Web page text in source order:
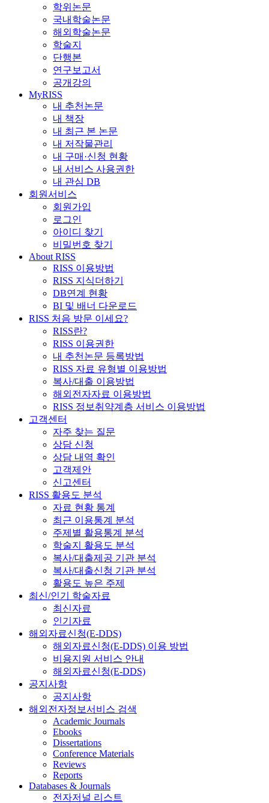
학위논문
국내학술논문
해외학술논문
학술지
단행본
연구보고서
공개강의
MyRISS
내 추천논문
내 책장
내 최근 본 논문
내 저작물관리
내 구매·신청 현황
내 서비스 사용권한
내 관심 DB
회원서비스
회원가입
로그인
아이디 찾기
비밀번호 찾기
About RISS
RISS 이용방법
RISS 지식더하기
DB연계 현황
BI 및 배너 다운로드
RISS 처음 방문 이세요?
RISS란?
RISS 이용권한
내 추천논문 등록방법
RISS 자료 유형별 이용방법
복사/대출 이용방법
해외전자자료 이용방법
RISS 정보취약계층 서비스 이용방법
고객센터
자주 찾는 질문
상담 신청
상담 내역 확인
고객제안
신고센터
RISS 활용도 분석
자료 현황 통계
최근 이용통계 분석
주제별 활용통계 분석
학술지 활용도 분석
복사/대출제공 기관 분석
복사/대출신청 기관 분석
활용도 높은 주제
최신/인기 학술자료
최신자료
인기자료
해외자료신청(E-DDS)
해외자료신청(E-DDS) 이용 방법
비용지원 서비스 안내
해외자료신청(E-DDS)
공지사항
공지사항
해외전자정보서비스 검색
Academic Journals
Ebooks
Dissertations
Conference Materials
Reviews
Reports
Databases & Journals
전자저널 리스트